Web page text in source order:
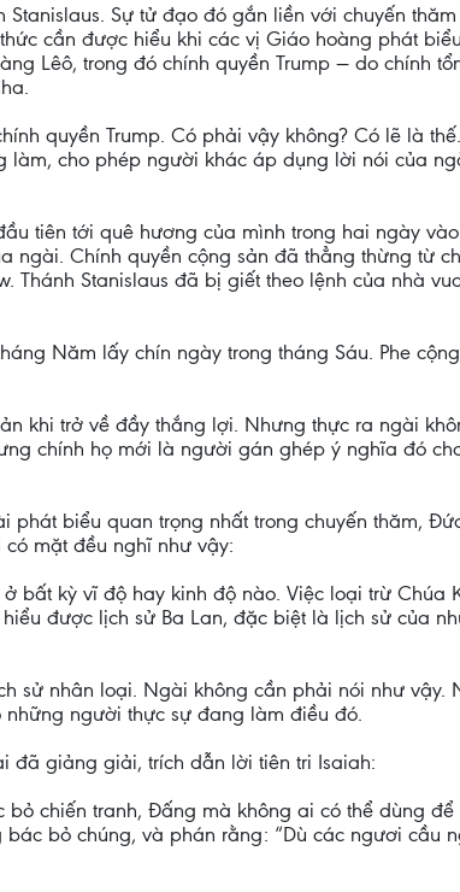
Sự tử đạo đó gắn liền với chuyến
cần được hiểu khi các vị Giáo hoàng phát
Lêô, trong đó chính quyền Trump — do chính
quyền Trump. Có phải vậy không? Có lẽ là
làm, cho phép người khác áp dụng lời nói của
tiên tới quê hương của mình trong hai ngày
Chính quyền cộng sản đã thẳng thừng từ
Stanislaus đã bị giết theo lệnh của nhà
Năm lấy chín ngày trong tháng Sáu. Phe
khi trở về đầy thắng lợi. Nhưng thực ra ngài
chính họ mới là người gán ghép ý nghĩa đó
biểu quan trọng nhất trong chuyến thăm,
mặt đều nghĩ như vậy:
bất kỳ vĩ độ hay kinh độ nào. Việc loại trừ Chúa
được lịch sử Ba Lan, đặc biệt là lịch sử của
sử nhân loại. Ngài không cần phải nói như vậy.
người thực sự đang làm điều đó.
đã giảng giải, trích dẫn lời tiên tri Isaiah:
chiến tranh, Đấng mà không ai có thể dùng để
bỏ chúng, và phán rằng: “Dù các ngươi cầu